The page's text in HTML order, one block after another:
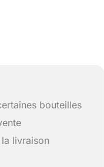
bouteilles
livraison